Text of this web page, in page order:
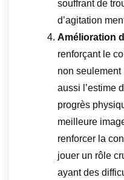
souffrant de
d’agitation
Amélioration
renforçant le
non
aussi l’estime
progrès
meilleure
renforcer la
jouer un rôle
ayant des